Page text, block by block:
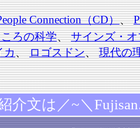
Connection（CD）、
ろの科学、サインズ・
カ、ロゴスドン、現代の
介文は／~＼